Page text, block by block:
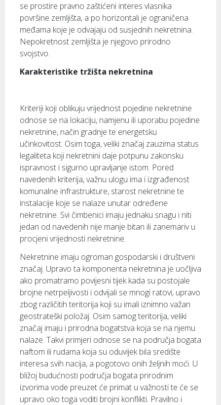
se prostire pravno zaštićeni interes vlasnika
površine zemljišta, a po horizontali je ograničena
međama koje je odvajaju od susjednih nekretnina.
Nepokretnost zemljišta je njegovo prirodno
svojstvo.
Karakteristike tržišta nekretnina
Kriteriji koji oblikuju vrijednost pojedine nekretnine
odnose se na lokaciju, namjenu ili uporabu pojedine
nekretnine, način gradnje te energetsku
učinkovitost. Osim toga, veliki značaj zauzima status
legaliteta koji nekretnini daje potpunu zakonsku
ispravnost i sigurno upravljanje istom. Pored
navedenih kriterija, važnu ulogu ima i izgrađenost
komunalne infrastrukture, starost nekretnine te
instalacije koje se nalaze unutar određene
nekretnine. Svi čimbenici imaju jednaku snagu i niti
jedan od navedenih nije manje bitan ili zanemariv u
procjeni vrijednosti nekretnine.
Nekretnine imaju ogroman gospodarski i društveni
značaj. Upravo ta komponenta nekretnina je uočljiva
ako promatramo povijesni tijek kada su postojale
brojne netrpeljivosti i odvijali se mnogi ratovi, upravo
zbog različitih teritorija koji su imali iznimno važan
geostrateški položaj. Osim samog teritorija, veliki
značaj imaju i prirodna bogatstva koja se na njemu
nalaze. Takvi primjeri odnose se na područja bogata
naftom ili rudama koja su oduvijek bila središte
interesa svih nacija, a pogotovo onih željnih moći. U
bližoj budućnosti područja bogata prirodnim
izvorima vode preuzet će primat u važnosti te će se
upravo oko toga voditi brojni konflikti. Pravilno i